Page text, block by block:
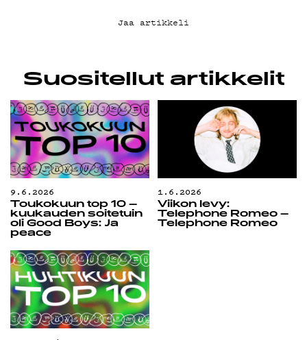
Jaa artikkeli
Suositellut artikkelit
9.6.2026
Toukokuun top 10 –
kuukauden soitetuin
oli Good Boys: Ja
peace
1.6.2026
Viikon levy:
Telephone Romeo –
Telephone Romeo